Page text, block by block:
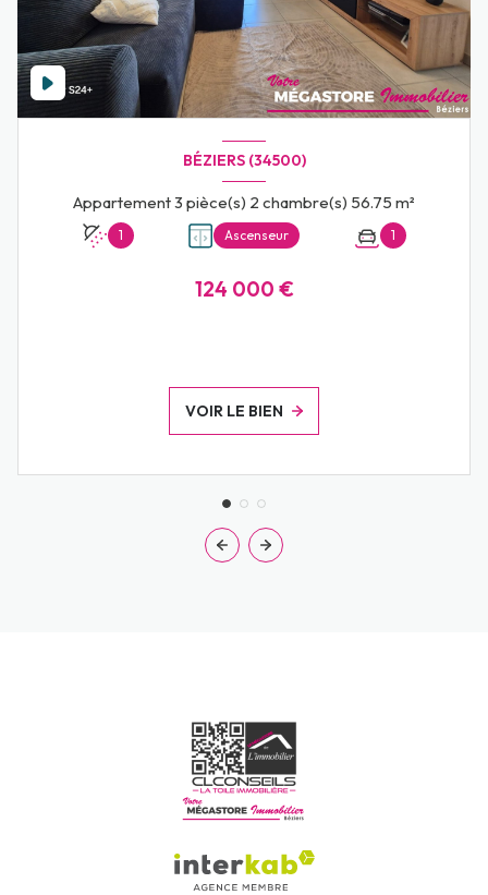
BÉZIERS (34500)
Appartement 3 pièce(s) 2 chambre(s) 56.75 m²
1 Ascenseur 1
124 000 €
VOIR LE BIEN